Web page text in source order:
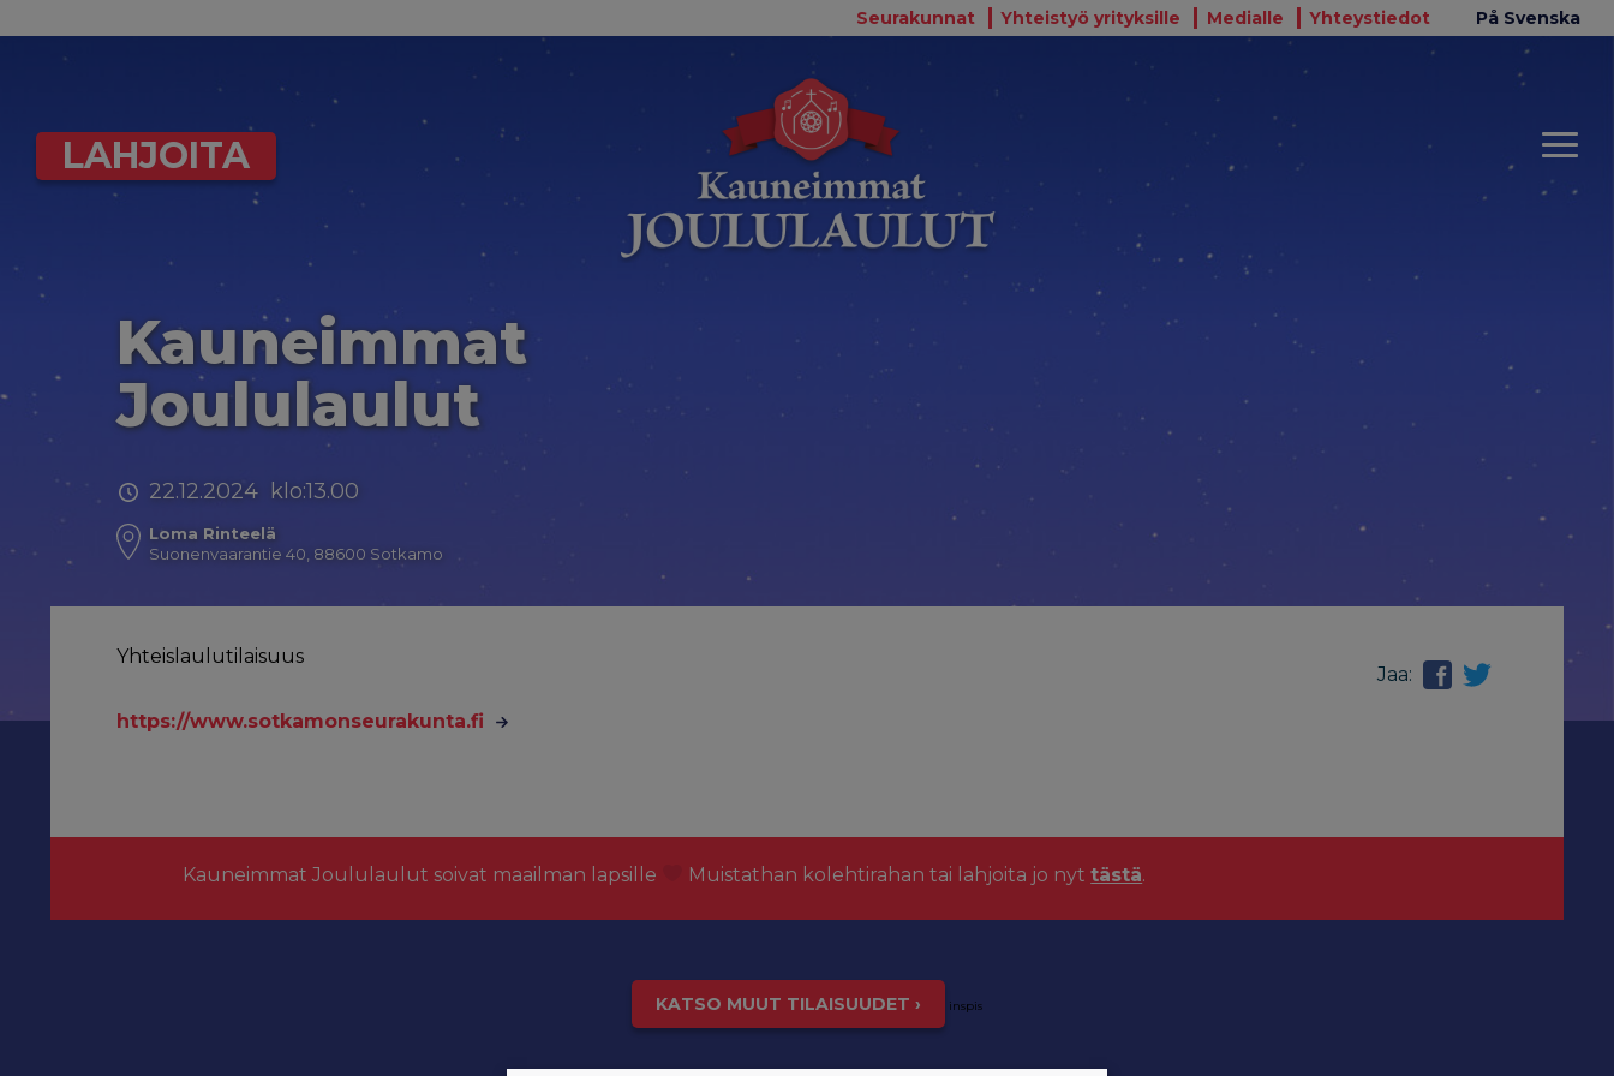
Seurakunnat Yhteistyö yrityksille Medialle Yhteystiedot På Svenska
LAHJOITA
Kauneimmat
Joululaulut
22.12.2024 klo:13.00
Loma Rinteelä
Suonenvaarantie 40, 88600 Sotkamo
Jaa:
Yhteislaulutilaisuus
https://www.sotkamonseurakunta.fi
Kauneimmat Joululaulut soivat maailman lapsille Muistathan kolehtirahan tai lahjoita jo nyttästä.
KATSO MUUT TILAISUUDET › inspis